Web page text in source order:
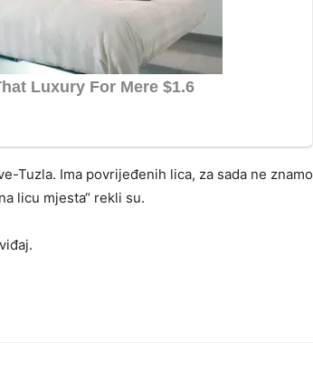
Tuzla. Ima povrijeđenih lica, za sada ne znamo
licu mjesta“ rekli su.